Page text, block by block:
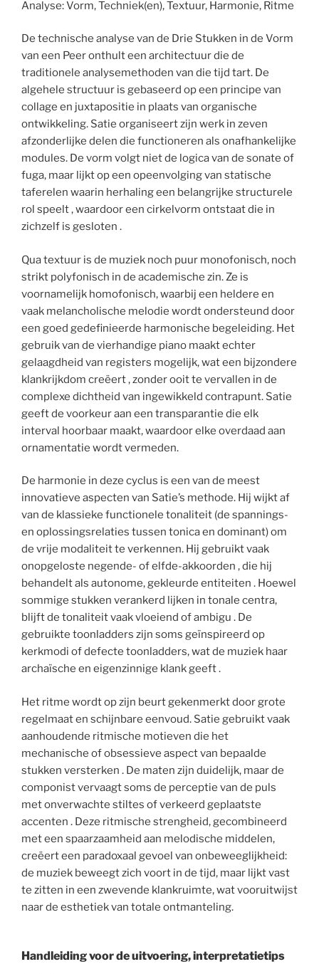
Analyse: Vorm, Techniek(en), Textuur, Harmonie, Ritme
De technische analyse van de Drie Stukken in de Vorm
van een Peer onthult een architectuur die de
traditionele analysemethoden van die tijd tart. De
algehele structuur is gebaseerd op een principe van
collage en juxtapositie in plaats van organische
ontwikkeling. Satie organiseert zijn werk in zeven
afzonderlijke delen die functioneren als onafhankelijke
modules. De vorm volgt niet de logica van de sonate of
fuga, maar lijkt op een opeenvolging van statische
taferelen waarin herhaling een belangrijke structurele
rol speelt , waardoor een cirkelvorm ontstaat die in
zichzelf is gesloten .
Qua textuur is de muziek noch puur monofonisch, noch
strikt polyfonisch in de academische zin. Ze is
voornamelijk homofonisch, waarbij een heldere en
vaak melancholische melodie wordt ondersteund door
een goed gedefinieerde harmonische begeleiding. Het
gebruik van de vierhandige piano maakt echter
gelaagdheid van registers mogelijk, wat een bijzondere
klankrijkdom creëert , zonder ooit te vervallen in de
complexe dichtheid van ingewikkeld contrapunt. Satie
geeft de voorkeur aan een transparantie die elk
interval hoorbaar maakt, waardoor elke overdaad aan
ornamentatie wordt vermeden.
De harmonie in deze cyclus is een van de meest
innovatieve aspecten van Satie’s methode. Hij wijkt af
van de klassieke functionele tonaliteit (de spannings-
en oplossingsrelaties tussen tonica en dominant) om
de vrije modaliteit te verkennen. Hij gebruikt vaak
onopgeloste negende- of elfde-akkoorden , die hij
behandelt als autonome, gekleurde entiteiten . Hoewel
sommige stukken verankerd lijken in tonale centra,
blijft de tonaliteit vaak vloeiend of ambigu . De
gebruikte toonladders zijn soms geïnspireerd op
kerkmodi of defecte toonladders, wat de muziek haar
archaïsche en eigenzinnige klank geeft .
Het ritme wordt op zijn beurt gekenmerkt door grote
regelmaat en schijnbare eenvoud. Satie gebruikt vaak
aanhoudende ritmische motieven die het
mechanische of obsessieve aspect van bepaalde
stukken versterken . De maten zijn duidelijk, maar de
componist vervaagt soms de perceptie van de puls
met onverwachte stiltes of verkeerd geplaatste
accenten . Deze ritmische strengheid, gecombineerd
met een spaarzaamheid aan melodische middelen,
creëert een paradoxaal gevoel van onbeweeglijkheid:
de muziek beweegt zich voort in de tijd, maar lijkt vast
te zitten in een zwevende klankruimte, wat vooruitwijst
naar de esthetiek van totale ontmanteling.
Handleiding voor de uitvoering, interpretatietips